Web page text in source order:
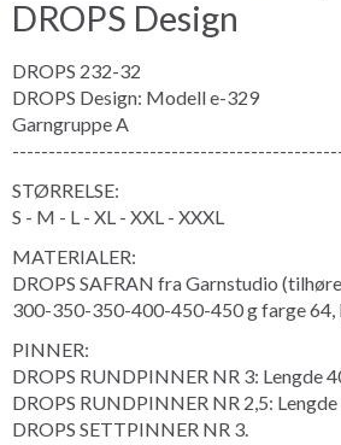
DROPS Design
DROPS 232-32
DROPS Design: Modell e-329
Garngruppe A
STØRRELSE:
S - M - L - XL - XXL - XXXL
MATERIALER:
DROPS SAFRAN fra Garnstudio
300-350-350-400-450-450 g farge 64,
PINNER:
DROPS RUNDPINNER NR 3: Lengde
DROPS RUNDPINNER NR 2,5: Lengde
DROPS SETTPINNER NR 3.